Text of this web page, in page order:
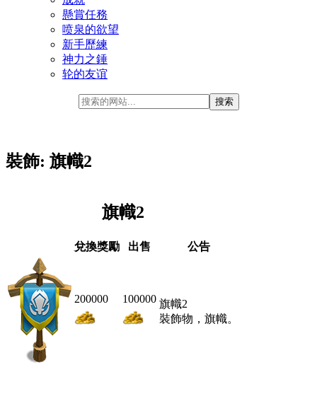
懸賞任務
喷泉的欲望
新手歷練
神力之錘
轮的友谊
裝飾: 旗幟2
旗幟2
兌換獎勵 出售 公告
200000 100000 旗幟2
裝飾物，旗幟。